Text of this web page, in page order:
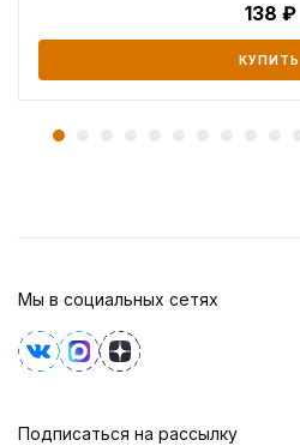
138
КУПИТЬ
Мы в социальных сетях
Подписаться на рассылку